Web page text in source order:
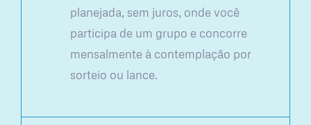
planejada, sem juros, onde você
participa de um grupo e concorre
mensalmente à contemplação por
sorteio ou lance.